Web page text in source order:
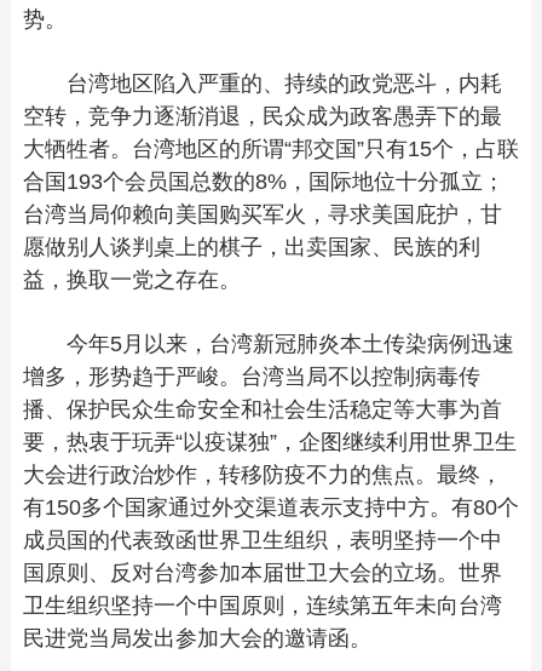
势。
台湾地区陷入严重的、持续的政党恶斗，内耗
空转，竞争力逐渐消退，民众成为政客愚弄下的最
大牺牲者。台湾地区的所谓“邦交国”只有15个，占联
合国193个会员国总数的8%，国际地位十分孤立；
台湾当局仰赖向美国购买军火，寻求美国庇护，甘
愿做别人谈判桌上的棋子，出卖国家、民族的利
益，换取一党之存在。
今年5月以来，台湾新冠肺炎本土传染病例迅速
增多，形势趋于严峻。台湾当局不以控制病毒传
播、保护民众生命安全和社会生活稳定等大事为首
要，热衷于玩弄“以疫谋独”，企图继续利用世界卫生
大会进行政治炒作，转移防疫不力的焦点。最终，
有150多个国家通过外交渠道表示支持中方。有80个
成员国的代表致函世界卫生组织，表明坚持一个中
国原则、反对台湾参加本届世卫大会的立场。世界
卫生组织坚持一个中国原则，连续第五年未向台湾
民进党当局发出参加大会的邀请函。